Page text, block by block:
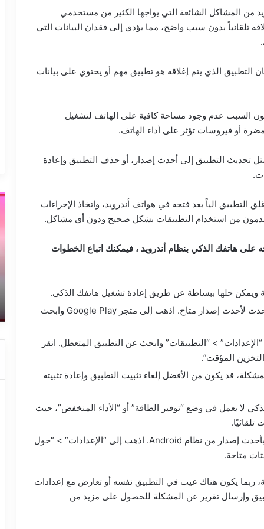
من المشاكل الشائعة التي يواجها الكثير من مستخدمي
تلقائياً بدون سبب واضح، مما يؤدي إلى فقدان البيانات التي
التطبيق الذي يتم إغلاقه هو تطبيق مهم أو يحتوي على بيانات
السبب عدم وجود مساحة كافية على الهاتف لتشغيل
أو فيروسات تؤثر على أداء الهاتف.
مثل تحديث التطبيق إلى أحدث إصدار، أو حذف التطبيق وإعادة
الياً بعد فتحه في هواتف أندرويد، واتخاذ الإجراءات
من استخدام التطبيقات بشكل صحيح ودون أي مشاكل.
على هاتفك الذكي بنظام أندرويد ، فيمكنك اتباع الخطوات
ويمكن حلها ببساطة عن طريق إعادة تشغيل هاتفك الذكي.
: تأكد من أن التطبيق محدث لأحدث إصدار متاح. اذهب إلى متجر Google Play وابحث
> “التطبيقات” وابحث عن التطبيق المتعطل. انقر
المؤقت”.
قد يكون من الأفضل إلغاء تثبيت التطبيق وإعادة تثبيته
لا يعمل في وضع “توفير الطاقة” أو “الأداء المنخفض”، حيث
: تأكد من أن جهازك يعمل بأحدث إصدار من نظام Android. اذهب إلى “الإعدادات” > “حول
متاحة.
ربما يكون هناك عيب في التطبيق نفسه أو تعارض مع إعدادات
وإرسال تقرير عن المشكلة للحصول على مزيد من
أقوى
طريقة
لإزالة
المائية
أقوى طريقة لإزالة العلامة المائية من
الفيديو بالهاتف